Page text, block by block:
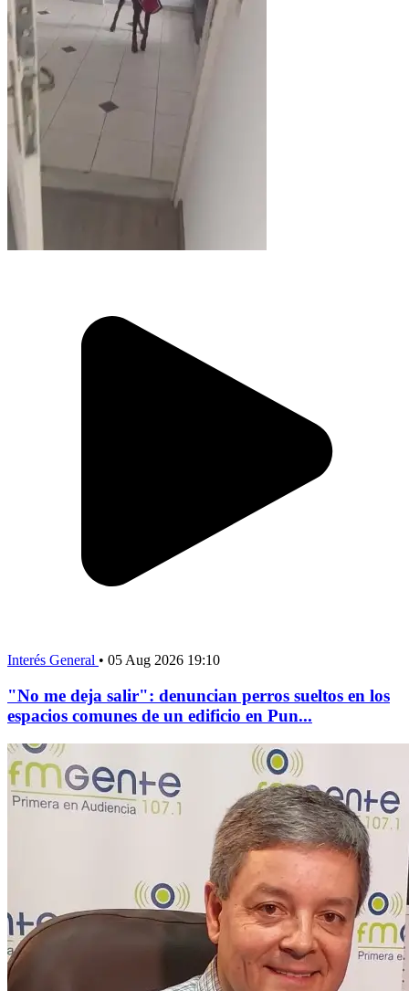
Interés General • 05 Aug 2026 19:10
"No me deja salir": denuncian perros sueltos en los
espacios comunes de un edificio en Pun...